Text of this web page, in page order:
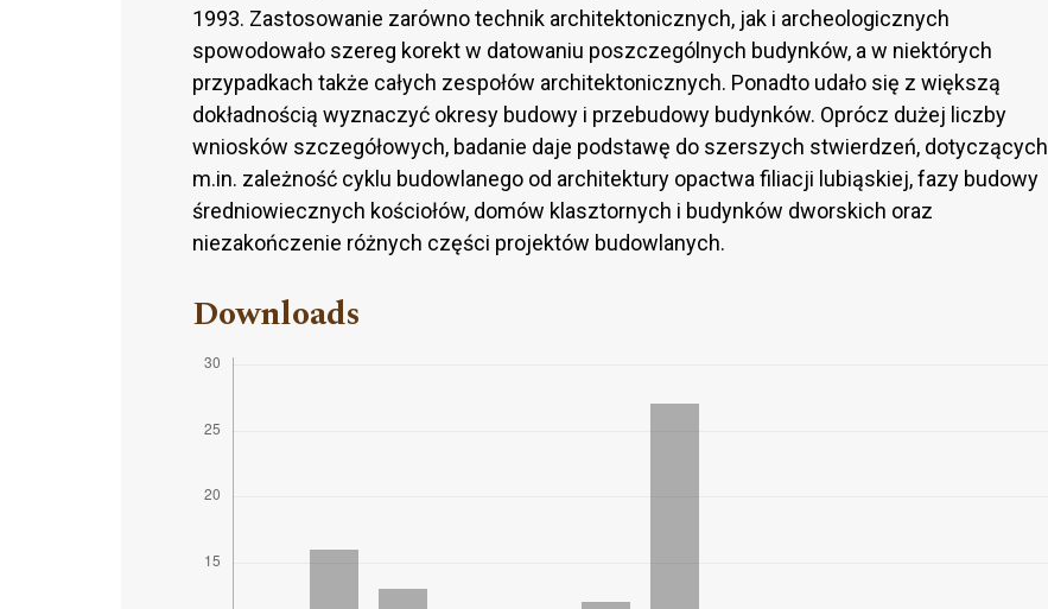
1993. Zastosowanie zarówno technik architektonicznych, jak i archeologicznych
spowodowało szereg korekt w datowaniu poszczególnych budynków, a w niektórych
przypadkach także całych zespołów architektonicznych. Ponadto udało się z większą
dokładnością wyznaczyć okresy budowy i przebudowy budynków. Oprócz dużej liczby
wniosków szczegółowych, badanie daje podstawę do szerszych stwierdzeń, dotyczących
m.in. zależność cyklu budowlanego od architektury opactwa filiacji lubiąskiej, fazy budowy
średniowiecznych kościołów, domów klasztornych i budynków dworskich oraz
niezakończenie różnych części projektów budowlanych.
Downloads